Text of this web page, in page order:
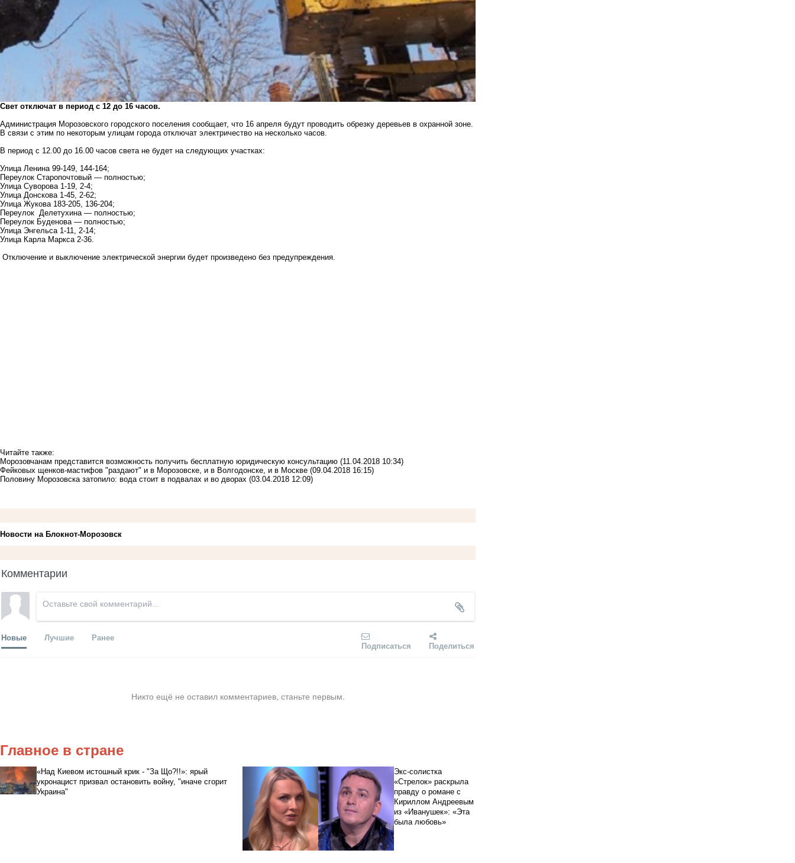
Свет отключат в период с 12 до 16 часов.
Администрация Морозовского городского поселения сообщает, что 16 апреля будут проводить обрезку деревьев в охранной зоне.
В связи с этим по некоторым улицам города отключат электричество на несколько часов.
В период с 12.00 до 16.00 часов света не будет на следующих участках:
Улица Ленина 99-149, 144-164;
Переулок Старопочтовый — полностью;
Улица Суворова 1-19, 2-4;
Улица Донскова 1-45, 2-62;
Улица Жукова 183-205, 136-204;
Переулок Делетухина — полностью;
Переулок Буденова — полностью;
Улица Энгельса 1-11, 2-14;
Улица Карла Маркса 2-36.
Отключение и выключение электрической энергии будет произведено без предупреждения.
Читайте также:
Морозовчанам представится возможность получить бесплатную юридическую консультацию (11.04.2018 10:34)
Фейковых щенков-мастифов "раздают" и в Морозовске, и в Волгодонске, и в Москве (09.04.2018 16:15)
Половину Морозовска затопило: вода стоит в подвалах и во дворах (03.04.2018 12:09)
Новости на Блoкнoт-Морозовск
Комментарии
Новые Лучшие Ранее
Подписаться Поделиться
Никто ещё не оставил комментариев, станьте первым.
Главное в стране
«Над Киевом истошный крик - "За Що?!!»: ярый
укронацист призвал остановить войну, "иначе сгорит
Украина"
Экс-солистка
«Стрелок» раскрыла
правду о романе с
Кириллом Андреевым
из «Иванушек»: «Эта
была любовь»